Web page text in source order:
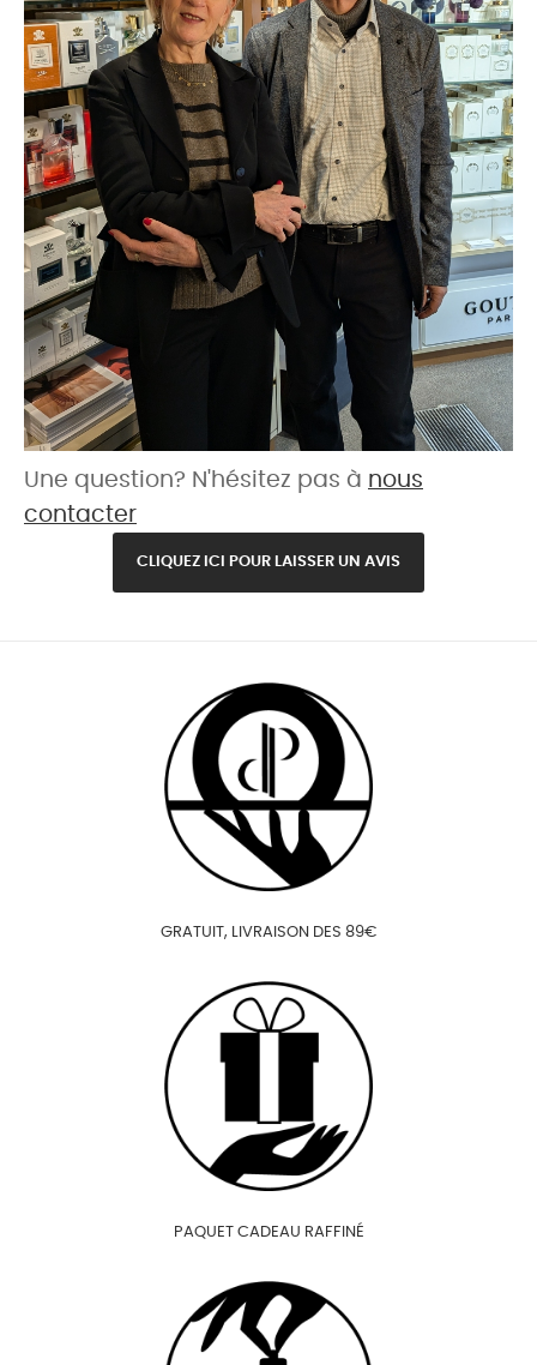
Une question? N'hésitez pas à nous
contacter
CLIQUEZ ICI POUR LAISSER UN AVIS
GRATUIT, LIVRAISON DES 89€
PAQUET CADEAU RAFFINÉ